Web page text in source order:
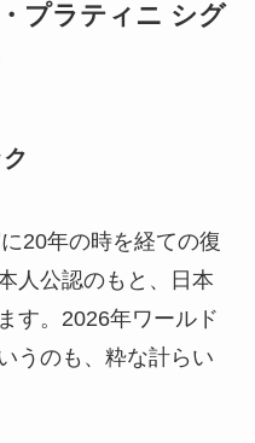
プラティニ シグ
20年の時を経ての復
人公認のもと、日本
す。2026年ワールド
うのも、粋な計らい